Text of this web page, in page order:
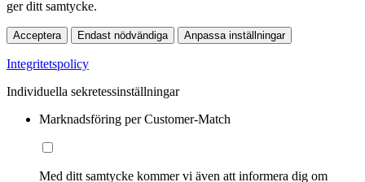
ger ditt samtycke.
Acceptera Endast nödvändiga Anpassa inställningar
Integritetspolicy
Individuella sekretessinställningar
Marknadsföring per Customer-Match
Med ditt samtycke kommer vi även att informera dig om